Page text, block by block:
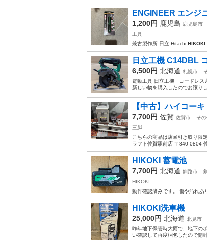
ENGINEER エンジ
1,200円 鹿児島 鹿児島市
工具
兼古製作所 日立 Hitachi HIKOKI
日立工機 C14DBL
6,500円 北海道 札幌市
電動工具 日立工機 コードレス
新しい物を購入したのでお譲り
【中古】ハイコー
7,700円 佐賀 佐賀市
そ
三脚
こちらの商品は店頭引き取り限
ラフト佐賀駅前店 〒840-0804
HIKOKI 蓄電池
7,700円 北海道 釧路市
HIKOKI
動作確認済みです。 傷や汚れあ
HIKOKI洗車機
25,000円 北海道 北見市
昨年地下保管時大雨で、地下の
い確認して再度梱包したので開